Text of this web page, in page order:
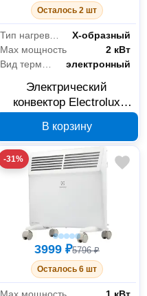
Осталось 2 шт
Тип нагревательного элемента
Х-образный
Max мощность
2 кВт
электронный
Электрический
конвектор Electrolux
НС-1119630
В корзину
-31%
3999 ₽5796 ₽
Осталось 6 шт
Max мощность 1 кВт